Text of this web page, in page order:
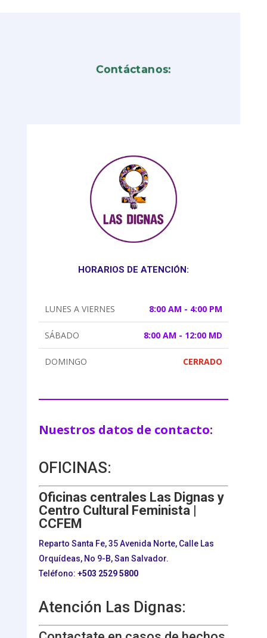
Contáctanos:
HORARIOS DE ATENCIÓN:
LUNES A VIERNES 8:00 AM - 4:00 PM
SÁBADO 8:00 AM - 12:00 MD
DOMINGO CERRADO
Nuestros datos de contacto:
OFICINAS:
Oficinas centrales Las Dignas y
Centro Cultural Feminista |
CCFEM
Reparto Santa Fe, 35 Avenida Norte, Calle Las
Orquídeas, No 9-B, San Salvador.
Teléfono: +503 2529 5800
Atención Las Dignas: